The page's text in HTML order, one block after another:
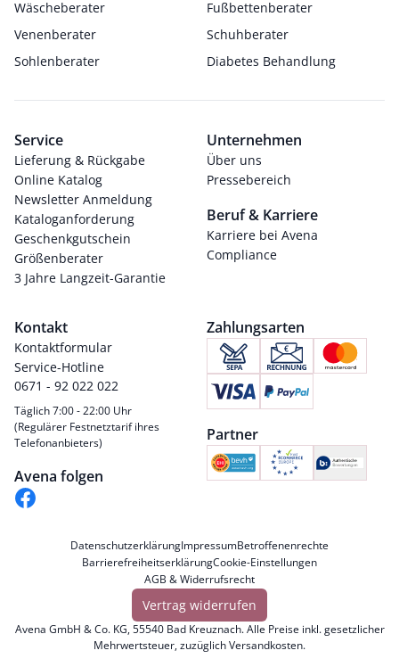
Wäscheberater
Fußbettenberater
Venenberater
Schuhberater
Sohlenberater
Diabetes Behandlung
Service
Lieferung & Rückgabe
Online Katalog
Newsletter Anmeldung
Kataloganforderung
Geschenkgutschein
Größenberater
3 Jahre Langzeit-Garantie
Unternehmen
Über uns
Pressebereich
Beruf & Karriere
Karriere bei Avena
Compliance
Kontakt
Kontaktformular
Service-Hotline
0671 - 92 022 022
Täglich 7:00 - 22:00 Uhr
(Regulärer Festnetztarif ihres
Telefonanbieters)
Avena folgen
Zahlungsarten
Partner
DatenschutzerklärungImpressumBetroffenenrechte
BarrierefreiheitserklärungCookie-Einstellungen
AGB & Widerrufsrecht
Vertrag widerrufen
Avena GmbH & Co. KG, 55540 Bad Kreuznach. Alle Preise inkl. gesetzlicher
Mehrwertsteuer, zuzüglichVersandkosten.